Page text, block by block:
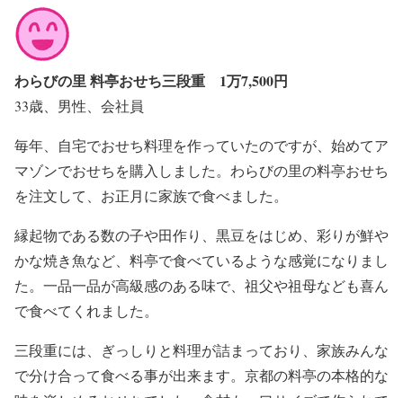
わらびの里 料亭おせち三段重 1万7,500円
33歳、男性、会社員
毎年、自宅でおせち料理を作っていたのですが、始めてア
マゾンでおせちを購入しました。わらびの里の料亭おせち
を注文して、お正月に家族で食べました。
縁起物である数の子や田作り、黒豆をはじめ、彩りが鮮や
かな焼き魚など、料亭で食べているような感覚になりまし
た。一品一品が高級感のある味で、祖父や祖母なども喜ん
で食べてくれました。
三段重には、ぎっしりと料理が詰まっており、家族みんな
で分け合って食べる事が出来ます。京都の料亭の本格的な